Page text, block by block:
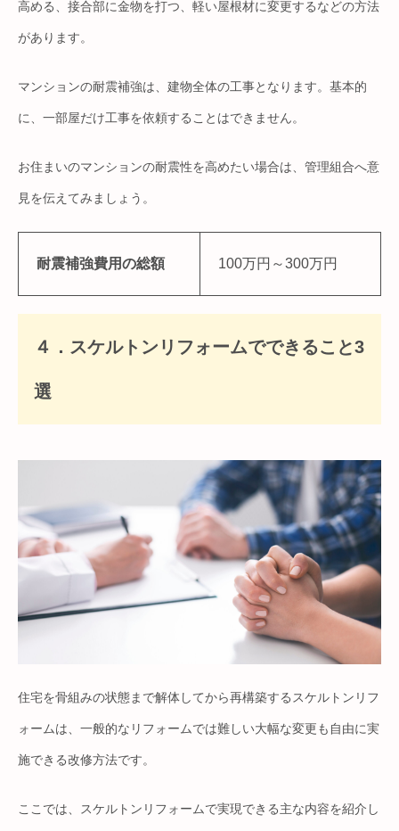
高める、接合部に金物を打つ、軽い屋根材に変更するなどの方法
があります。
マンションの耐震補強は、建物全体の工事となります。基本的
に、一部屋だけ工事を依頼することはできません。
お住まいのマンションの耐震性を高めたい場合は、管理組合へ意
見を伝えてみましょう。
耐震補強費用の総額 100万円～300万円
４．スケルトンリフォームでできること3
選
住宅を骨組みの状態まで解体してから再構築するスケルトンリフ
ォームは、一般的なリフォームでは難しい大幅な変更も自由に実
施できる改修方法です。
ここでは、スケルトンリフォームで実現できる主な内容を紹介し